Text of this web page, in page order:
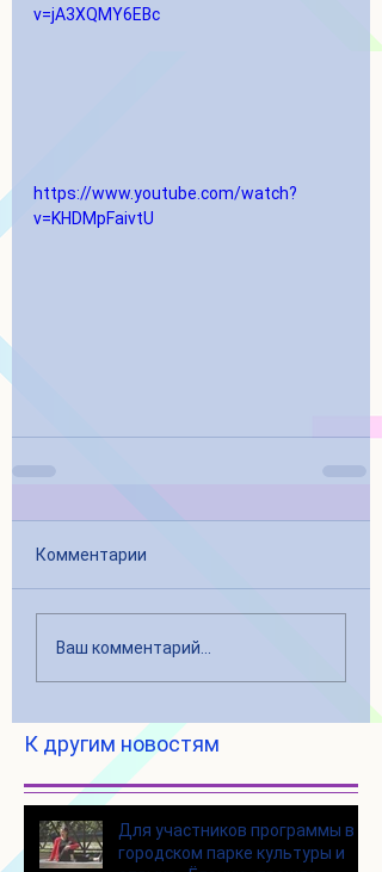
v=jA3XQMY6EBc
https://www.youtube.com/watch?
v=KHDMpFaivtU
Комментарии
Ваш комментарий...
К другим новостям
Для участников программы в
городском парке культуры и